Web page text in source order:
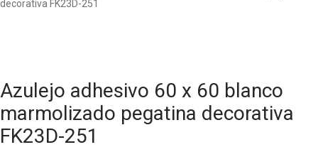
decorativa FK23D-251
Azulejo adhesivo 60 x 60 blanco
marmolizado pegatina decorativa
FK23D-251